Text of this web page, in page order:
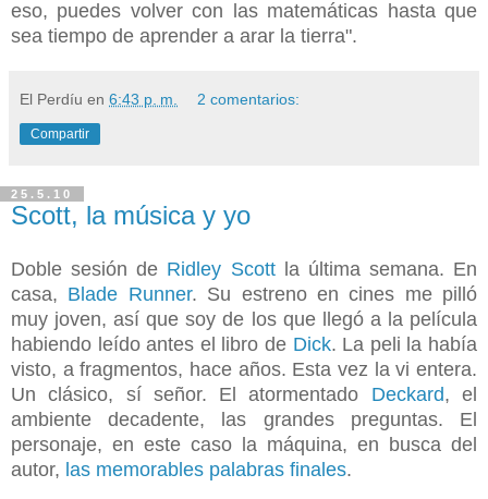
eso, puedes volver con las matemáticas hasta que
sea tiempo de aprender a arar la tierra".
El Perdíu en 6:43 p. m. 2 comentarios:
Compartir
25.5.10
Scott, la música y yo
Doble sesión de Ridley Scottla última semana. En
casa, Blade Runner. Su estreno en cines me pilló
muy joven, así que soy de los que llegó a la película
habiendo leído antes el libro de Dick. La peli la había
visto, a fragmentos, hace años. Esta vez la vi entera.
Un clásico, sí señor. El atormentado Deckard, el
ambiente decadente, las grandes preguntas. El
personaje, en este caso la máquina, en busca del
autor, las memorables palabras finales.